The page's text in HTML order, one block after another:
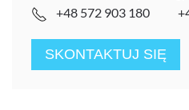
+48 572 903 180
SKONTAKTUJ SIĘ